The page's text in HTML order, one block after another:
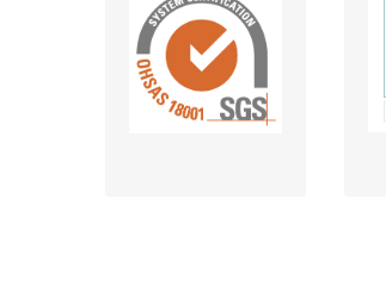
(descargar 1)
(descargar 2)
(descargar 3)